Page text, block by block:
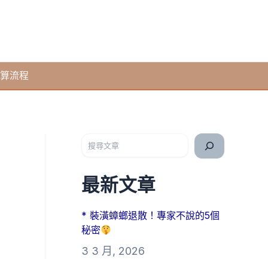
流程
最新文章
* 裝潢蟑螂退散！專家不說的5個
秘密
3 3 月, 2026